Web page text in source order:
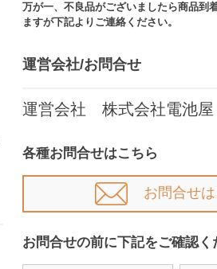
万が一、不良品がございましたら商品到
ますが下記よりご連絡ください。
運営会社/お問合せ​
運営会社 株式会社電池屋
各種お問合せはこちら
お問合せ
お問合せの前に下記をご確認く